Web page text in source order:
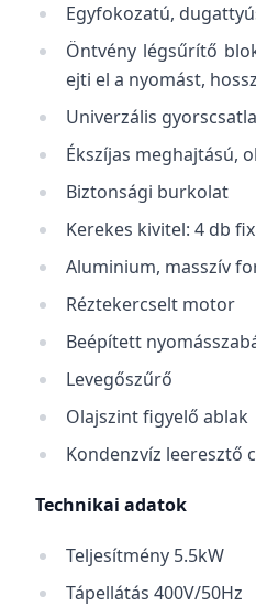
Egyfokozatú,
Öntvény légsűrítő
ejti el a nyomást,
Univerzális
Ékszíjas meghajtású,
Biztonsági burkolat
Kerekes kivitel: 4 db
Aluminium, masszív
Réztekercselt motor
Beépített
Levegőszűrő
Olajszint figyelő ablak
Kondenzvíz leeresztő
Technikai adatok
Teljesítmény 5.5kW
Tápellátás 400V/50Hz